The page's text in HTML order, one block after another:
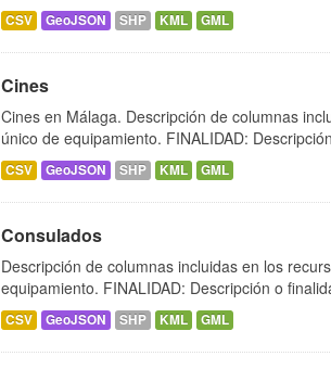
CSV GeoJSON SHP KML GML
Cines
Cines en Málaga. Descripción de columnas
único de equipamiento. FINALIDAD:
CSV GeoJSON SHP KML GML
Consulados
Descripción de columnas incluidas en los
equipamiento. FINALIDAD: Descripción o
CSV GeoJSON SHP KML GML